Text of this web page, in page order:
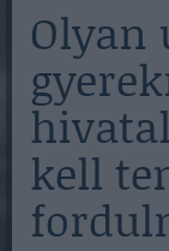
Olyan
kell